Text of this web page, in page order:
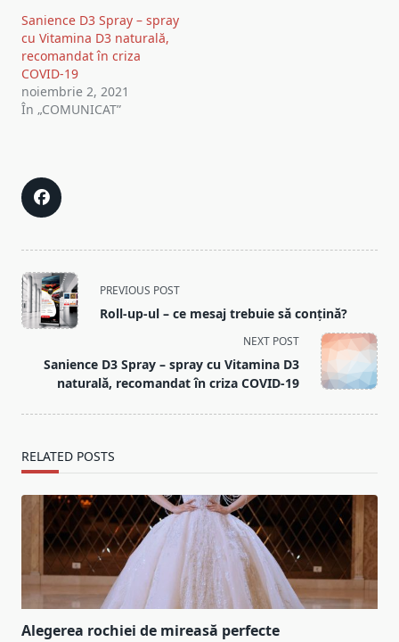
Sanience D3 Spray – spray
cu Vitamina D3 naturală,
recomandat în criza
COVID-19
noiembrie 2, 2021
În „COMUNICAT”
<span
class="nav-
subtitle
reader-
text">Page</span>
PREVIOUS POST
Roll-up-ul – ce mesaj trebuie să conțină?
NEXT POST
Sanience D3 Spray – spray cu Vitamina D3
naturală, recomandat în criza COVID-19
RELATED POSTS
Alegerea rochiei de mireasă perfecte